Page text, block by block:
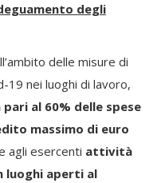
degli
delle misure di
19 nei luoghi di lavoro,
al 60% delle spese
massimo di euro
agli esercenti attività
luoghi aperti al